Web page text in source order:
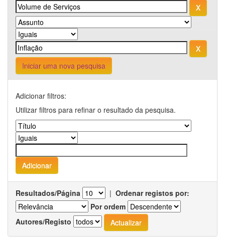
Iniciar uma nova pesquisa
Adicionar filtros:
Utilizar filtros para refinar o resultado da pesquisa.
Resultados/Página | Ordenar registos por:
Por ordem
Autores/Registo